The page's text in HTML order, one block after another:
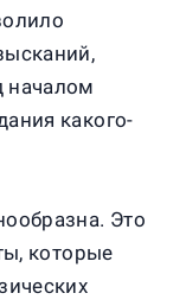
началом
какого-
Это
которые